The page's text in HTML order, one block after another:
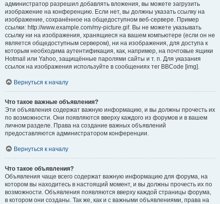
администратор разрешил добавлять вложения, вы можете загрузить
изображение на конференцию. Если нет, вы должны указать ссылку на
изображение, сохранённое на общедоступном веб-сервере. Пример
ссылки: http://www.example.com/my-picture.gif. Вы не можете указывать
ссылку ни на изображения, хранящиеся на вашем компьютере (если он не
является общедоступным сервером), ни на изображения, для доступа к
которым необходима аутентификация, как, например, на почтовые ящики
Hotmail или Yahoo, защищённые паролями сайты и т. п. Для указания
ссылок на изображения используйте в сообщениях тег BBCode [img].
Вернуться к началу
Что такое важные объявления?
Эти объявления содержат важную информацию, и вы должны прочесть их
по возможности. Они появляются вверху каждого из форумов и в вашем
личном разделе. Права на создание важных объявлений
предоставляются администратором конференции.
Вернуться к началу
Что такое объявления?
Объявления чаще всего содержат важную информацию для форума, на
котором вы находитесь в настоящий момент, и вы должны прочесть их по
возможности. Объявления появляются вверху каждой страницы форума,
в котором они созданы. Так же, как и с важными объявлениями, права на